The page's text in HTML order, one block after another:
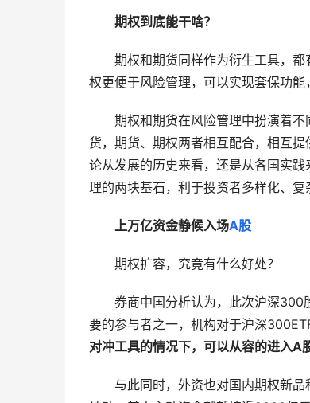
期权到底能干啥？
期权和期货同样作为衍生工具，都
权更便于风险管理，可以实现套保功
期权和期货在风险管理中扮演着不
货，期货、期权两者相互配合，相互
论从发展的历史来看，还是从各国实
理的两块基石，利于投资者多样化、复
上万亿资金静候入场A股
期权扩容，究竟有什么好处？
券商中国分析认为，此次沪深300
要的参与者之一，机构对于沪深
对冲工具的情况下，可以从容的进入A
与此同时，外资也对国内期权新品